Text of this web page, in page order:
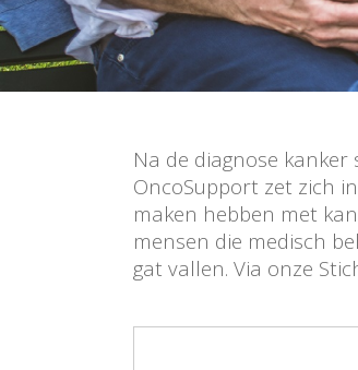
Na de diagnose
OncoSupport zet zich
maken hebben met
mensen die medisch
gat vallen. Via onze
bieden door je met de
Ook organiseren wij